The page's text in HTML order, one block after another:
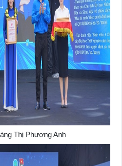
Thị Phương Anh